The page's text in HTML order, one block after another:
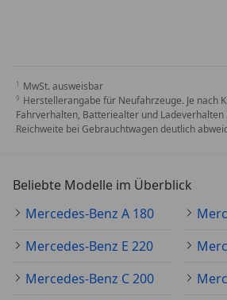
MwSt. ausweisbar
Herstellerangabe für Neufahrzeuge. Je nach
Fahrverhalten, Batteriealter und Ladeverhalten
Reichweite bei Gebrauchtwagen deutlich
Beliebte Modelle im Überblick
Mercedes-Benz A 180
Mercedes-Benz E 220
Mercedes-Benz C 200